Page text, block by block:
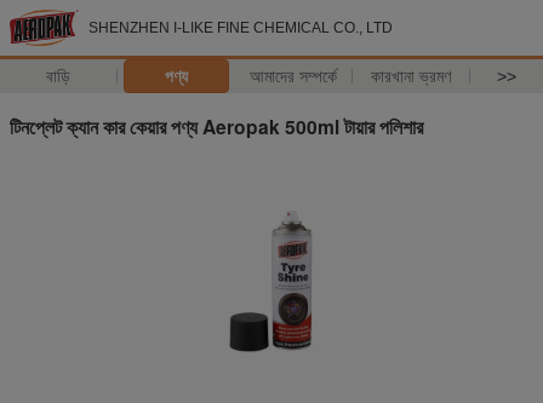
SHENZHEN I-LIKE FINE CHEMICAL CO., LTD
বাড়ি পণ্য আমাদের সম্পর্কে কারখানা ভ্রমণ >>
টিনপ্লেট ক্যান কার কেয়ার পণ্য Aeropak 500ml টায়ার পলিশার